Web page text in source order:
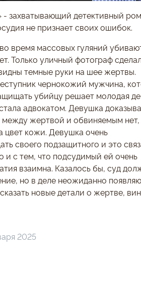
захватывающий детективный
не признает своих ошибок.
время массовых гуляний
Только уличный фотограф сделал
темные руки на шее жертвы.
чернокожий мужчина,
убийцу решает молодая
адвокатом. Девушка
между жертвой и обвиняемым нет,
цвет кожи. Девушка очень
своего подзащитного и это
и с тем, что подсудимый ей очень
взаимна. Казалось бы, суд
но в деле неожиданно
новые детали о жертве,
2025